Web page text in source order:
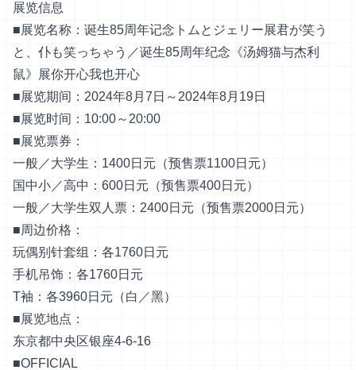
展览信息
■展览名称：诞生85周年记念トムとジェリー展君が笑う
と、仆も笑っちゃう／诞生85周年纪念《汤姆猫与杰利
鼠》展你开心我也开心
■展览期间：2024年8月7日～2024年8月19日
■展览时间：10:00～20:00
■展览票券：
一般／大学生：1400日元（预售票1100日元）
国中小／高中：600日元（预售票400日元）
一般／大学生双人票：2400日元（预售票2000日元）
■周边价格：
玩偶别针套组：各1760日元
手机吊饰：各1760日元
T袖：各3960日元（白／黑）
■展览地点：
东京都中央区银座4-6-16
■OFFICIAL